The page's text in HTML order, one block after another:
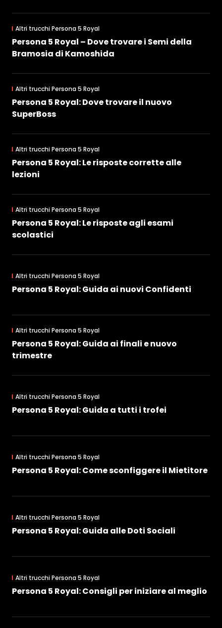
Altri trucchi Persona 5 Royal
Persona 5 Royal – Dove trovare i Semi della
Bramosia di Kamoshida
Altri trucchi Persona 5 Royal
Persona 5 Royal: Dove trovare il nuovo
SuperBoss
Altri trucchi Persona 5 Royal
Persona 5 Royal: Le risposte corrette alle
lezioni
Altri trucchi Persona 5 Royal
Persona 5 Royal: Le risposte agli esami
scolastici
Altri trucchi Persona 5 Royal
Persona 5 Royal: Guida ai nuovi Confidenti
Altri trucchi Persona 5 Royal
Persona 5 Royal: Guida ai finali e nuovo
trimestre
Altri trucchi Persona 5 Royal
Persona 5 Royal: Guida a tutti i trofei
Altri trucchi Persona 5 Royal
Persona 5 Royal: Come sconfiggere il Mietitore
Altri trucchi Persona 5 Royal
Persona 5 Royal: Guida alle Doti Sociali
Altri trucchi Persona 5 Royal
Persona 5 Royal: Consigli per iniziare al meglio